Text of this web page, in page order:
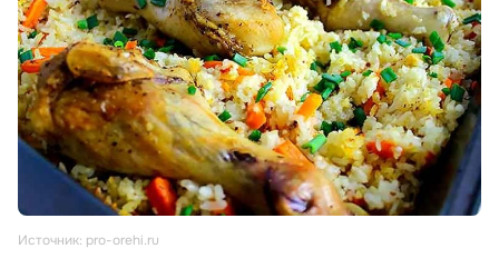
Источник: pro-orehi.ru